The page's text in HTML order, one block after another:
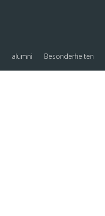
alumni Besonderheiten